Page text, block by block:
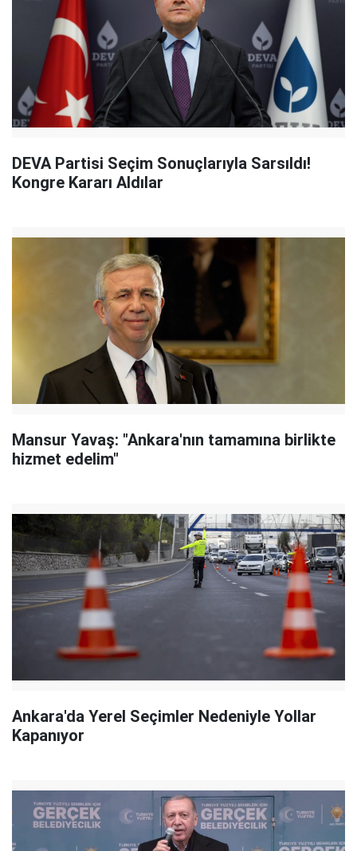
DEVA Partisi Seçim Sonuçlarıyla Sarsıldı!
Kongre Kararı Aldılar
Mansur Yavaş: "Ankara'nın tamamına birlikte
hizmet edelim"
Ankara'da Yerel Seçimler Nedeniyle Yollar
Kapanıyor